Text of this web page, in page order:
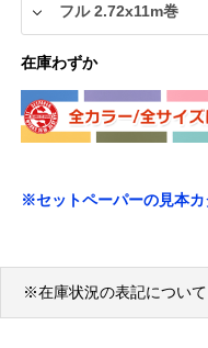
在庫わずか
※セットペーパーの見本
※在庫状況の表記につい